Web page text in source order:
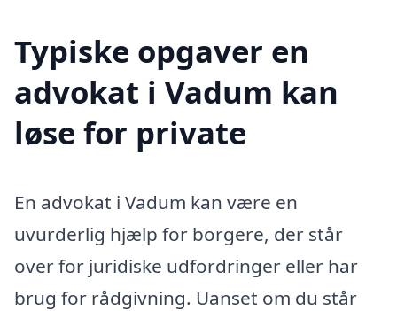
Typiske opgaver en
advokat i Vadum kan
løse for private
En advokat i Vadum kan være en
uvurderlig hjælp for borgere, der står
over for juridiske udfordringer eller har
brug for rådgivning. Uanset om du står